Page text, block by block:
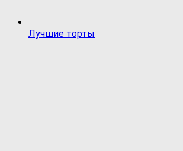
Лучшие торты